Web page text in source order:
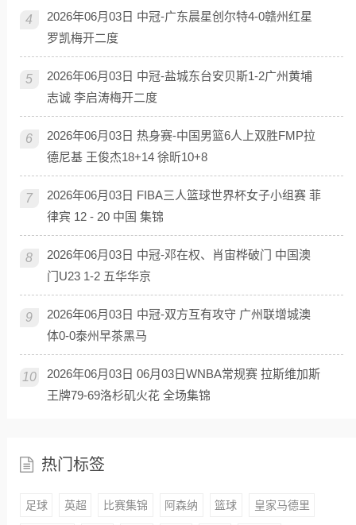
4
2026年06月03日 中冠-广东晨星创尔特4-0赣州红星
罗凯梅开二度
5
2026年06月03日 中冠-盐城东台安贝斯1-2广州黄埔
志诚 李启涛梅开二度
6
2026年06月03日 热身赛-中国男篮6人上双胜FMP拉
德尼基 王俊杰18+14 徐昕10+8
7
2026年06月03日 FIBA三人篮球世界杯女子小组赛 菲
律宾 12 - 20 中国 集锦
8
2026年06月03日 中冠-邓在权、肖宙桦破门 中国澳
门U23 1-2 五华华京
9
2026年06月03日 中冠-双方互有攻守 广州联增城澳
体0-0泰州早茶黑马
10
2026年06月03日 06月03日WNBA常规赛 拉斯维加斯
王牌79-69洛杉矶火花 全场集锦
热门标签
足球 英超 比赛集锦 阿森纳 篮球 皇家马德里